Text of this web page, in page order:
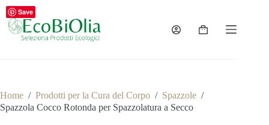
Salta
contenuto
Carrello
Home / Prodotti per la Cura del Corpo / Spazzole /
Spazzola Cocco Rotonda per Spazzolatura a Secco
Save